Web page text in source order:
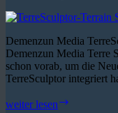
Demenzun Media
Demenzun Media Terre
schon vorab, um die
TerreSculptor integriert
weiter lesen